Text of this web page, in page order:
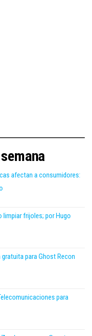
afectan a consumidores:
frijoles; por Hugo
para Ghost Recon
para